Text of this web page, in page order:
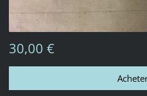
30,00 €